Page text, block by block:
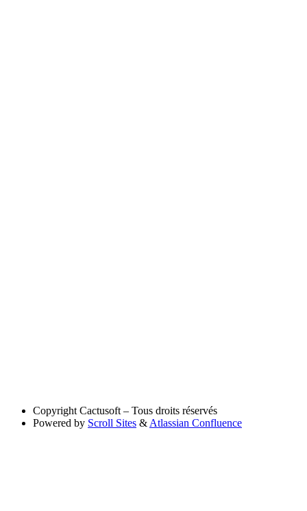
Copyright Cactusoft – Tous droits réservés
Powered by Scroll Sites & Atlassian Confluence